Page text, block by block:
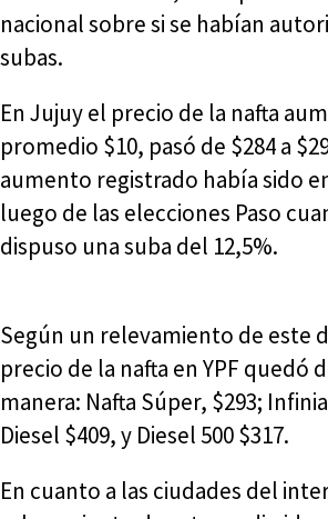
nacional sobre si se habían
subas.
En Jujuy el precio de la nafta
promedio $10, pasó de $284 a
aumento registrado había sido
luego de las elecciones Paso
dispuso una suba del 12,5%.
Según un relevamiento de este
precio de la nafta en YPF quedó
manera: Nafta Súper, $293;
Diesel $409, y Diesel 500 $317.
En cuanto a las ciudades del